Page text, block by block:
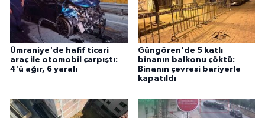
Ümraniye'de hafif ticari
araç ile otomobil çarpıştı:
4'ü ağır, 6 yaralı
Güngören'de 5 katlı
binanın balkonu çöktü:
Binanın çevresi bariyerle
kapatıldı